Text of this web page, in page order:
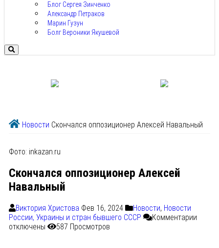
Блог Сергея Зинченко
Александр Петраков
Марин Гузун
Болг Вероники Якушевой
Новости Скончался оппозиционер Алексей Навальный
Фото: inkazan.ru
Скончался оппозиционер Алексей
Навальный
Виктория Христова Фев 16, 2024 Новости, Новости
России, Украины и стран бывшего СССР
Комментарии
отключены
587 Просмотров